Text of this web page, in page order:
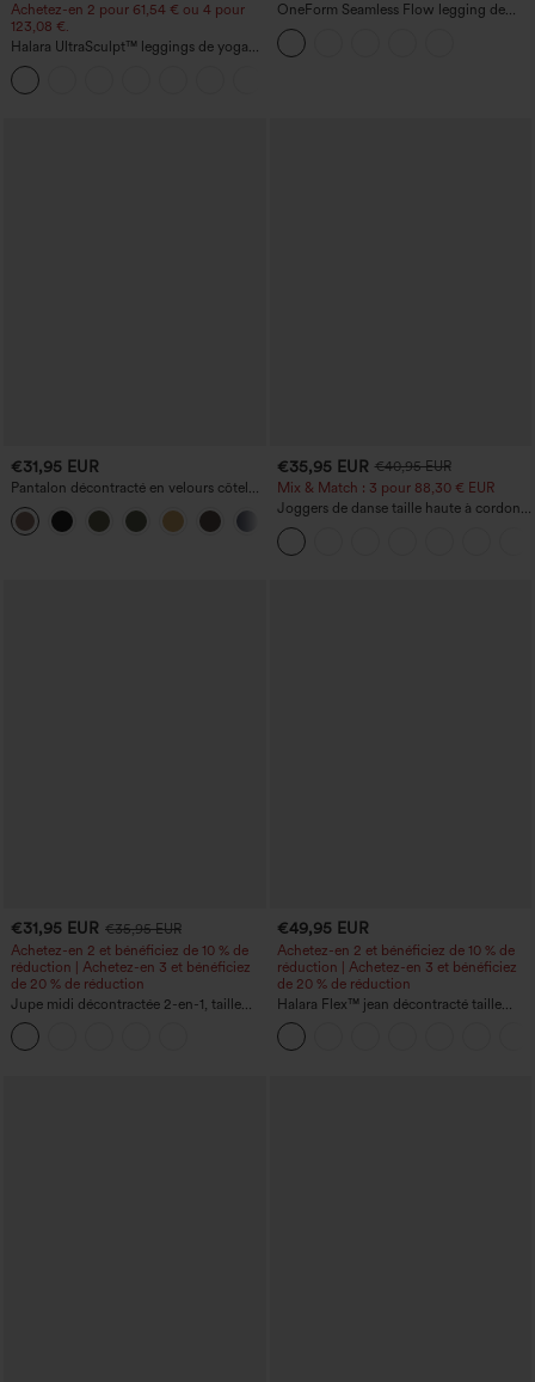
Achetez-en 2 pour 61,54 € ou 4 pour
123,08 €.
Halara UltraSculpt™ leggings de yoga
taille haute, gainants avec contrôle du
ventre, coupe bootcut, à poches
OneForm Seamless Flow legging de
yoga taille haute, gainant pour le ventre
et effet rehausseur de fesses
€31,95 EUR
Pantalon décontracté en velours côtelé,
taille mi-haute, poche zippée
€35,95 EUR €40,95 EUR
Mix & Match : 3 pour 88,30 € EUR
Joggers de danse taille haute à cordon,
effet froncé, coupe fuselée, à séchage
rapide et toucher frais, avec poches —
UPF40+
€31,95 EUR €35,95 EUR
Achetez-en 2 et bénéficiez de 10 % de
réduction | Achetez-en 3 et bénéficiez
de 20 % de réduction
Jupe midi décontractée 2-en-1, taille
haute à effet gainant, froncée avec
ourlet arrondi, en polaire et PU
€49,95 EUR
Achetez-en 2 et bénéficiez de 10 % de
réduction | Achetez-en 3 et bénéficiez
de 20 % de réduction
Halara Flex™ jean décontracté taille
haute à effet gainant, coupe large, avec
poches